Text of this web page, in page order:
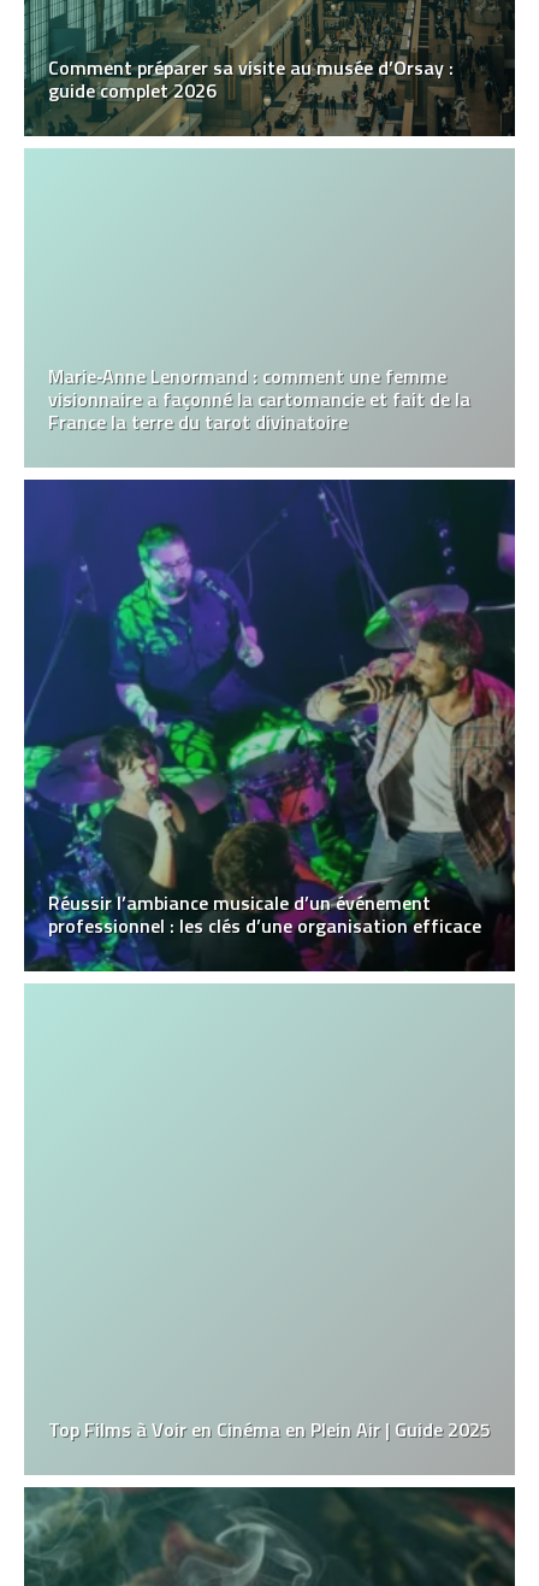
Comment préparer sa visite au musée d’Orsay :
guide complet 2026
Marie‑Anne Lenormand : comment une femme
visionnaire a façonné la cartomancie et fait de la
France la terre du tarot divinatoire
Réussir l’ambiance musicale d’un événement
professionnel : les clés d’une organisation efficace
Top Films à Voir en Cinéma en Plein Air | Guide 2025